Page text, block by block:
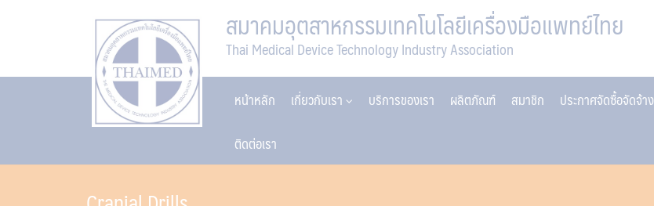
สมาคมอุตสาหกรรมเทคโนโลยีเครื่องมือแพทย์ไทย
Thai Medical Device Technology Industry Association
หน้าหลัก เกี่ยวกับเรา บริการของเรา ผลิตภัณฑ์ สมาชิก ประกาศจัดซื้อจัดจ้าง
ติดต่อเรา